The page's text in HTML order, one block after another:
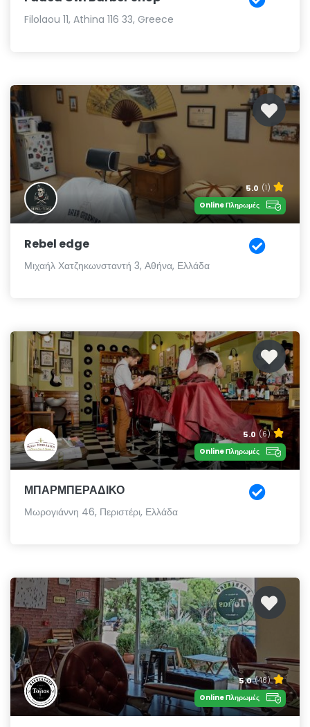
Filolaou 11, Athina 116 33, Greece
5.0 (1)
Online Πληρωμές
Rebel edge
Μιχαήλ Χατζηκωνσταντή 3, Αθήνα, Ελλάδα
5.0 (6)
Online Πληρωμές
ΜΠΑΡΜΠΕΡΑΔΙΚΟ
Μωρογιάννη 46, Περιστέρι, Ελλάδα
5.0 (46)
Online Πληρωμές